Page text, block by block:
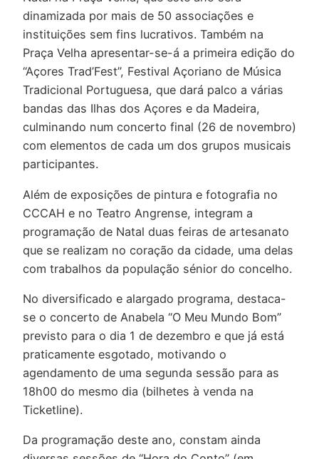
dinamizada por mais de 50 associações e
instituições sem fins lucrativos. Também na
Praça Velha apresentar-se-á a primeira edição do
“Açores Trad’Fest”, Festival Açoriano de Música
Tradicional Portuguesa, que dará palco a várias
bandas das Ilhas dos Açores e da Madeira,
culminando num concerto final (26 de novembro)
com elementos de cada um dos grupos musicais
participantes.
Além de exposições de pintura e fotografia no
CCCAH e no Teatro Angrense, integram a
programação de Natal duas feiras de artesanato
que se realizam no coração da cidade, uma delas
com trabalhos da população sénior do concelho.
No diversificado e alargado programa, destaca-
se o concerto de Anabela “O Meu Mundo Bom”
previsto para o dia 1 de dezembro e que já está
praticamente esgotado, motivando o
agendamento de uma segunda sessão para as
18h00 do mesmo dia (bilhetes à venda na
Ticketline).
Da programação deste ano, constam ainda